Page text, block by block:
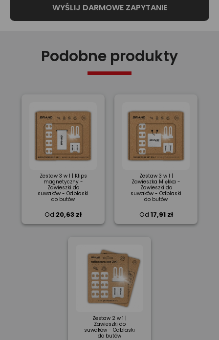
Podobne produkty
Zestaw 3 w 1 | Klips
magnetyczny -
Zawieszki do
suwaków - Odblaski
do butów
Od 20,63 zł
Zestaw 3 w 1 |
Zawieszka Miękka -
Zawieszki do
suwaków - Odblaski
do butów
Od 17,91 zł
Zestaw 2 w 1 |
Zawieszki do
suwaków - Odblaski
do butów